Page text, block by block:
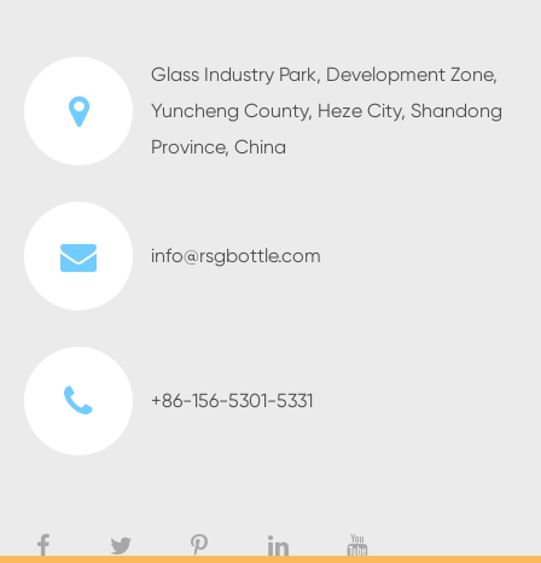
Glass Industry Park, Development Zone,
Yuncheng County, Heze City, Shandong
Province, China
info@rsgbottle.com
+86-156-5301-5331